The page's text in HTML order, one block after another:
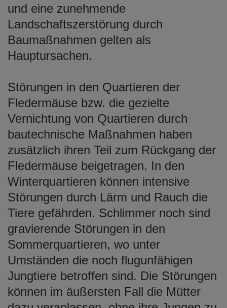
und eine zunehmende
Landschaftszerstörung durch
Baumaßnahmen gelten als
Hauptursachen.
Störungen in den Quartieren der
Fledermäuse bzw. die gezielte
Vernichtung von Quartieren durch
bautechnische Maßnahmen haben
zusätzlich ihren Teil zum Rückgang der
Fledermäuse beigetragen. In den
Winterquartieren können intensive
Störungen durch Lärm und Rauch die
Tiere gefährden. Schlimmer noch sind
gravierende Störungen in den
Sommerquartieren, wo unter
Umständen die noch flugunfähigen
Jungtiere betroffen sind. Die Störungen
können im äußersten Fall die Mütter